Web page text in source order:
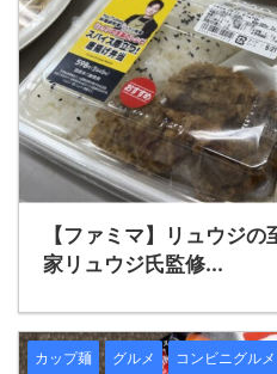
【ファミマ】リュウジ
家リュウジ氏監修...
カップ麺 グルメ コンビニグルメ